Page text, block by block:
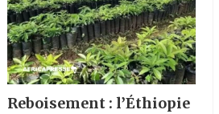
Reboisement : l’Éthiopie